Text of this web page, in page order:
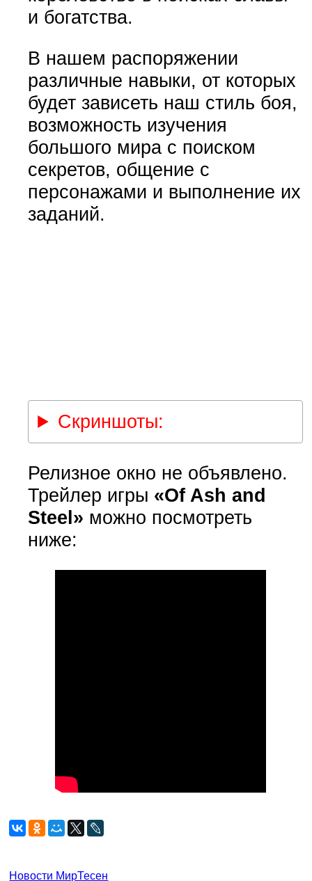
и богатства.
В нашем распоряжении
различные навыки, от которых
будет зависеть наш стиль боя,
возможность изучения
большого мира с поиском
секретов, общение с
персонажами и выполнение их
заданий.
Скриншоты:
Релизное окно не объявлено.
Трейлер игры «Of Ash and
Steel» можно посмотреть
ниже:
Новости МирТесен